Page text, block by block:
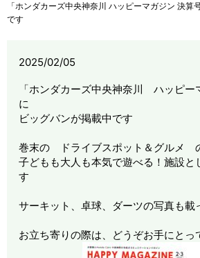
「ホンダカーズ中央神奈川 ハッピーマガジン 決算
です
2025/02/05
「ホンダカーズ中央神奈川 ハッピー
に
ビッグバンが掲載中です
巻末の ドライブスポット＆グルメ
子どもも大人も本気で遊べる！施設と
す
サーキット、卓球、ダーツの写真も載
お立ち寄りの際は、どうぞお手にとっ